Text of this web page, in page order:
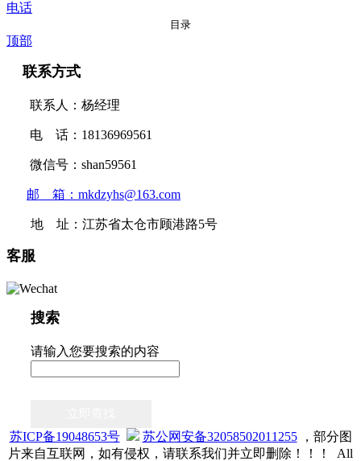
电话
目录
顶部
联系方式
联系人：杨经理
电 话：18136969561
微信号：shan59561
邮 箱：mkdzyhs@163.com
地 址：江苏省太仓市顾港路5号
客服
搜索
请输入您要搜索的内容
苏ICP备19048653号
苏公网安备32058502011255，部分图
片来自互联网，如有侵权，请联系我们并立即删除！！！ All